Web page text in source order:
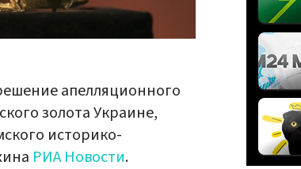
апелляционного
золота Украине,
историко-
РИА Новости.